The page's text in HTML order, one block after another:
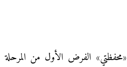
الفرض الأول من المرحلة